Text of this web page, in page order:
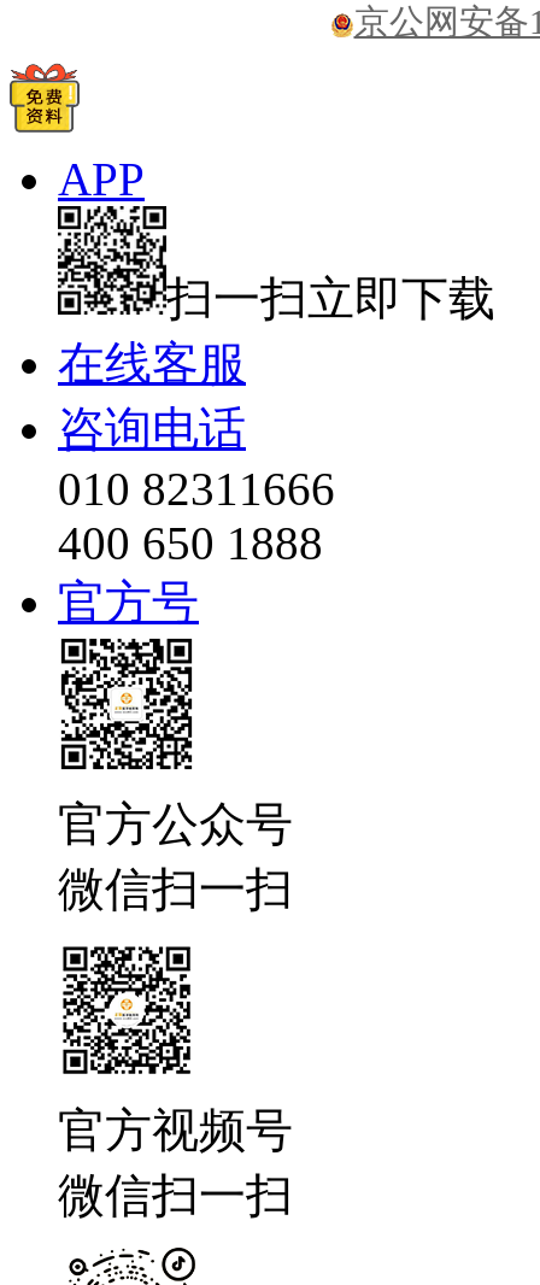
京公网安备
APP
扫一扫立即下载
在线客服
咨询电话
010 82311666
400 650 1888
官方号
官方公众号
微信扫一扫
官方视频号
微信扫一扫